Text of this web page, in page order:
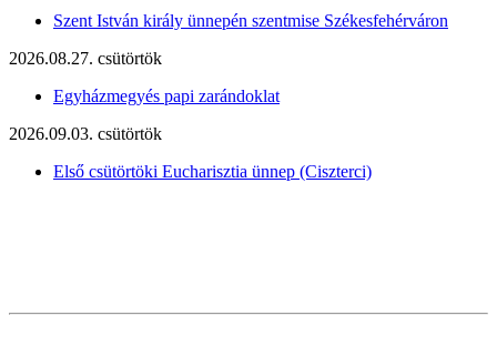
Szent István király ünnepén szentmise Székesfehérváron
2026.08.27. csütörtök
Egyházmegyés papi zarándoklat
2026.09.03. csütörtök
Első csütörtöki Eucharisztia ünnep (Ciszterci)